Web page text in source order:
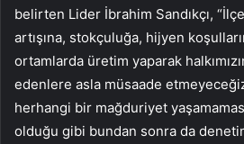
belirten Lider İbrahim Sandıkçı,
artışına, stokçuluğa, hijyen
ortamlarda üretim yaparak
edenlere asla müsaade
herhangi bir mağduriyet
olduğu gibi bundan sonra da